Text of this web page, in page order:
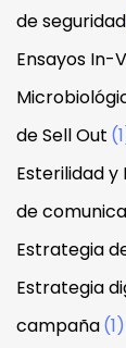
de seguridad
Ensayos In-
de Sell Out
Esterilidad y
de
Estrategia
Estrategia
campaña(1)